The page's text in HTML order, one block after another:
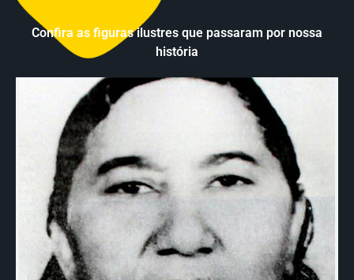
Confira as figuras ilustres que passaram por nossa
história